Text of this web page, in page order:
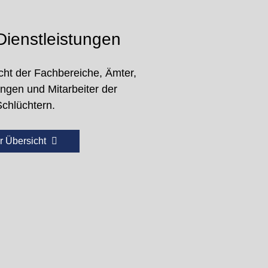
der Fachbereiche, Ämter,
und Mitarbeiter der
Übersicht